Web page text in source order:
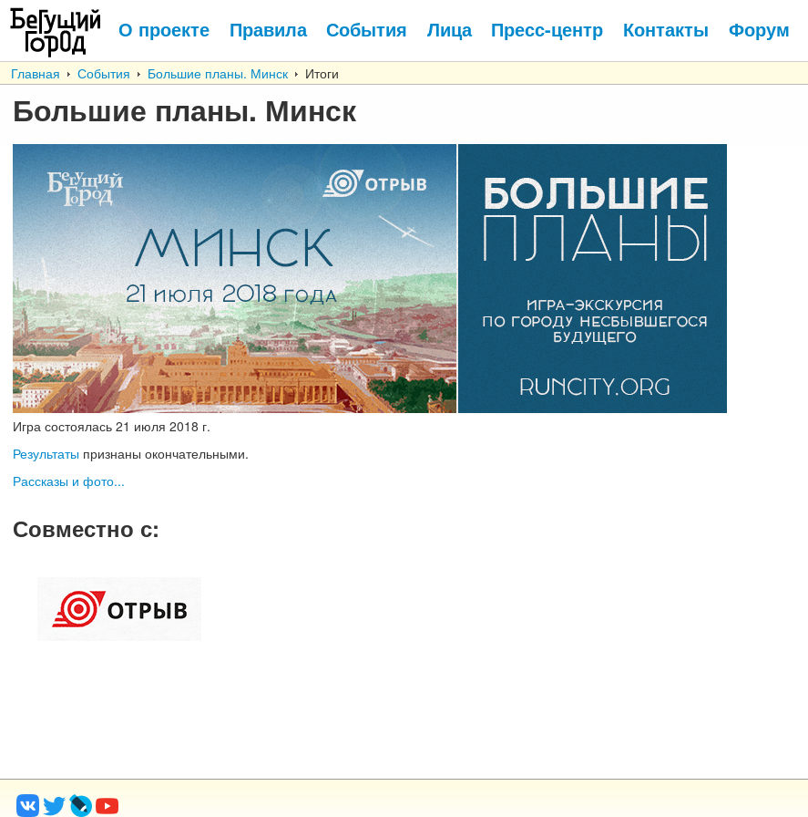
О проекте Правила События Лица Пресс-центр Контакты Форум
Главная События Большие планы. Минск Итоги
Большие планы. Минск
Игра состоялась 21 июля 2018 г.
Результаты признаны окончательными.
Рассказы и фото...
Совместно с: